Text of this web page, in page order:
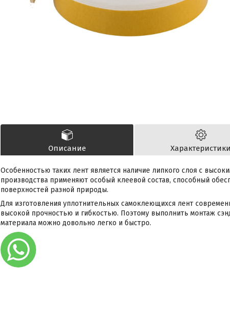
Описание Характеристики
Особенностью таких лент является наличие липкого слоя с
производства применяют особый клеевой состав, способный
поверхностей разной природы.
Для изготовления уплотнительных самоклеющихся лент
высокой прочностью и гибкостью. Поэтому выполнить монтаж
материала можно довольно легко и быстро.